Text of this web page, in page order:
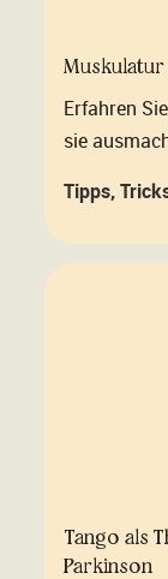
Erfahren
sie
Tipps,
Tango als
Parkinson